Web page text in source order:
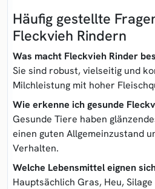
Häufig gestellte
Fleckvieh Rindern
Was macht Fleckvieh Rinder
Sie sind robust, vielseitig und
Milchleistung mit hoher
Wie erkenne ich gesunde
Gesunde Tiere haben
einen guten Allgemeinzustand
Verhalten.
Welche Lebensmittel eignen
Hauptsächlich Gras, Heu,